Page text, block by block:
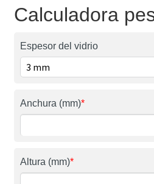
Calculadora
Espesor del vidrio
Anchura (mm)*
Altura (mm)*